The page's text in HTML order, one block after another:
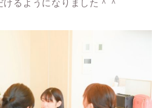
るようになりました＾＾